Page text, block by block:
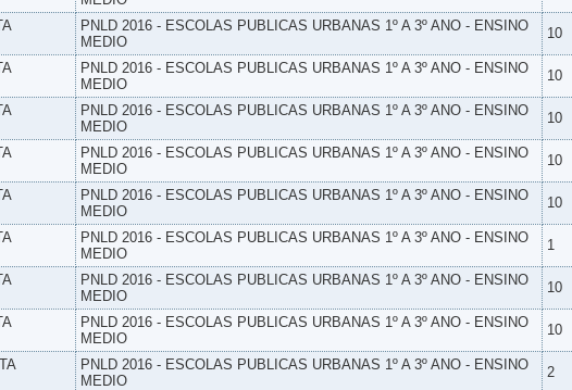
PNLD 2016 - ESCOLAS PUBLICAS URBANAS 1º A 3º ANO - ENSINO
MEDIO
10
PNLD 2016 - ESCOLAS PUBLICAS URBANAS 1º A 3º ANO - ENSINO
MEDIO
10
PNLD 2016 - ESCOLAS PUBLICAS URBANAS 1º A 3º ANO - ENSINO
MEDIO
10
PNLD 2016 - ESCOLAS PUBLICAS URBANAS 1º A 3º ANO - ENSINO
MEDIO
10
PNLD 2016 - ESCOLAS PUBLICAS URBANAS 1º A 3º ANO - ENSINO
MEDIO
10
PNLD 2016 - ESCOLAS PUBLICAS URBANAS 1º A 3º ANO - ENSINO
MEDIO
1
PNLD 2016 - ESCOLAS PUBLICAS URBANAS 1º A 3º ANO - ENSINO
MEDIO
10
PNLD 2016 - ESCOLAS PUBLICAS URBANAS 1º A 3º ANO - ENSINO
MEDIO
10
PNLD 2016 - ESCOLAS PUBLICAS URBANAS 1º A 3º ANO - ENSINO
MEDIO
2